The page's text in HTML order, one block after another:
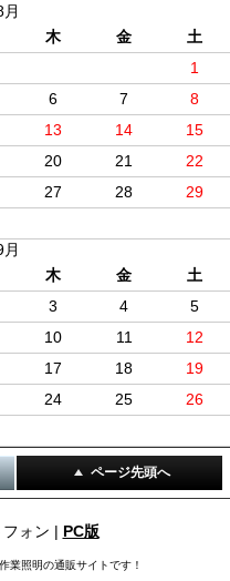
木 金
土
1
6 7
8
13 14
15
20 21
22
27 28
29
木 金
土
3 4
5
10 11
12
17 18
19
24 25
26
ページ先頭へ
ォン | PC版
業照明の通販サイトです！